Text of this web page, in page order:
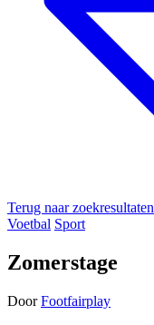
Terug naar zoekresultaten
Voetbal Sport
Zomerstage
Door Footfairplay